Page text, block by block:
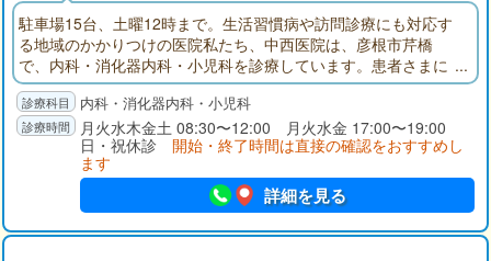
駐車場15台、土曜12時まで。生活習慣病や訪問診療にも対応す
る地域のかかりつけの医院私たち、中西医院は、彦根市芹橋
で、内科・消化器内科・小児科を診療しています。患者さまに
心から頼っていただける内科・消化器内科・小児科のホームド
クターとして、地域に根ざした治療に取り組んでいます。当院
は消化器内科の診療に強みを持っています。院長は日本消化器
病学会認定 消化器病専門医の資格を持ち、この分野では、現
在までに30年におよぶキャリアを有しています。これらに裏付
けられた当院の診療は、逆流性食道炎、急性胃炎、慢性胃炎、
胃潰瘍、十二指腸潰瘍、胆石症、ウイルス性肝炎、急性すい炎
など、広く対応いたします。検査での胃カメラでは、「口か
内科・消化器内科・小児科
月火水木金土 08:30〜12:00 月火水金 17:00〜19:00
日・祝休診 開始・終了時間は直接の確認をおすすめし
ます
詳細を見る